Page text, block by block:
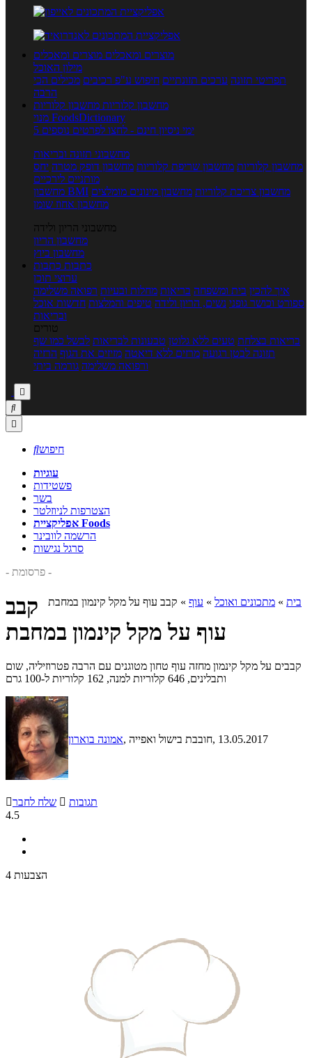
מוצרים ומאכלים מוצרים ומאכלים
מילון האוכל
תפריטי תזונה ערכים תזונתיים חיפוש ע"פ רכיבים מכילים הכי
הרבה
מחשבון קלוריות מחשבון קלוריות
מנוי FoodsDictionary
5 ימי ניסיון חינם - לחצו לפרטים נוספים
מחשבוני תזונה ובריאות
מחשבון קלוריות מחשבון שריפת קלוריות מחשבון דופק מטרה יחס
מותניים לירכיים
מחשבון BMI
מחשבון צריכת קלוריות מחשבון מינונים מומלצים
מחשבון אחוז שומן
מחשבוני הריון ולידה
מחשבון הריון
מחשבון ביוץ
כתבות כתבות
ערוצי תוכן
איך להכין בית ומשפחה בריאות מחלות ובעיות רפואה משלימה
ספורט וכושר גופני נשים, הריון ולידה טיפים והמלצות חדשות אוכל
ובריאות
טורים
בריאות בצלחת טעים ללא גלוטן טבעונות לבריאות לבשל כמו שף
תזונה לבטן רגועה מרזים ללא דיאטה מזיזים את הגוף הרזיה
ורפואה משלימה גורמה ביתי



חיפוש
עוגיות
פשטידות
בשר
הצטרפות לניוזלטר
אפליקציית Foods
הרשמה לוובינר
סרגל נגישות
- פרסומת -
בית » מתכונים ואוכל » עוף » קבב עוף על מקל קינמון במחבת
קבב
עוף על מקל קינמון במחבת
קבבים על מקל קינמון מחזה עוף טחון מטוגנים עם הרבה פטרוזיליה, שום
ותבלינים, 646 קלוריות למנה, 162 קלוריות ל-100 גרם
אמונה בוארון , חובבת בישול ואפייה, 13.05.2017
שלח לחבר  תגובות
4.5
4 הצבעות